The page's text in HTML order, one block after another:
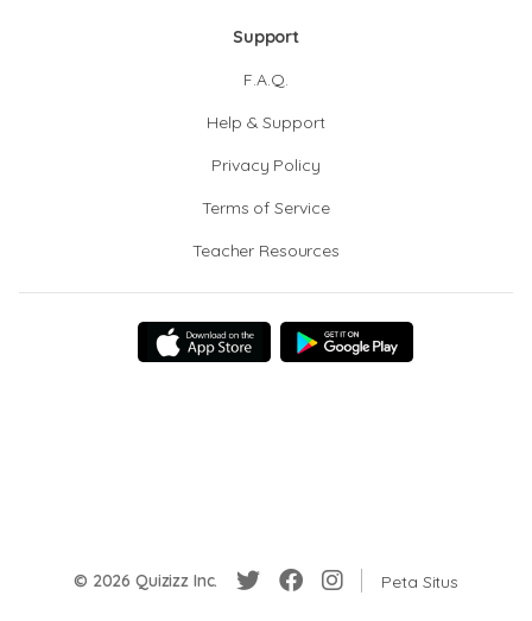
Support
F.A.Q.
Help & Support
Privacy Policy
Terms of Service
Teacher Resources
© 2026 Quizizz Inc. Peta Situs